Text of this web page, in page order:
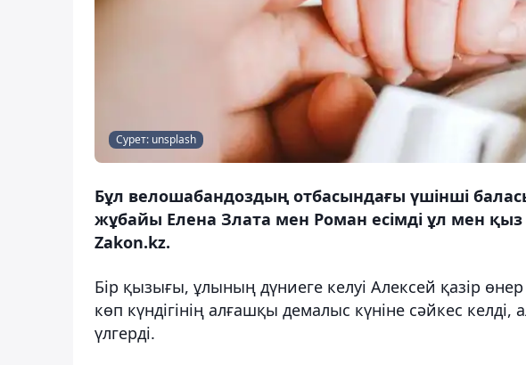
Сурет: unsplash
Бұл велошабандоздың отбасындағы үшінші
жұбайы Елена Злата мен Роман есімді ұл мен
Zakon.kz.
Бір қызығы, ұлының дүниеге келуі Алексей қазір
көп күндігінің алғашқы демалыс күніне сәйкес
үлгерді.